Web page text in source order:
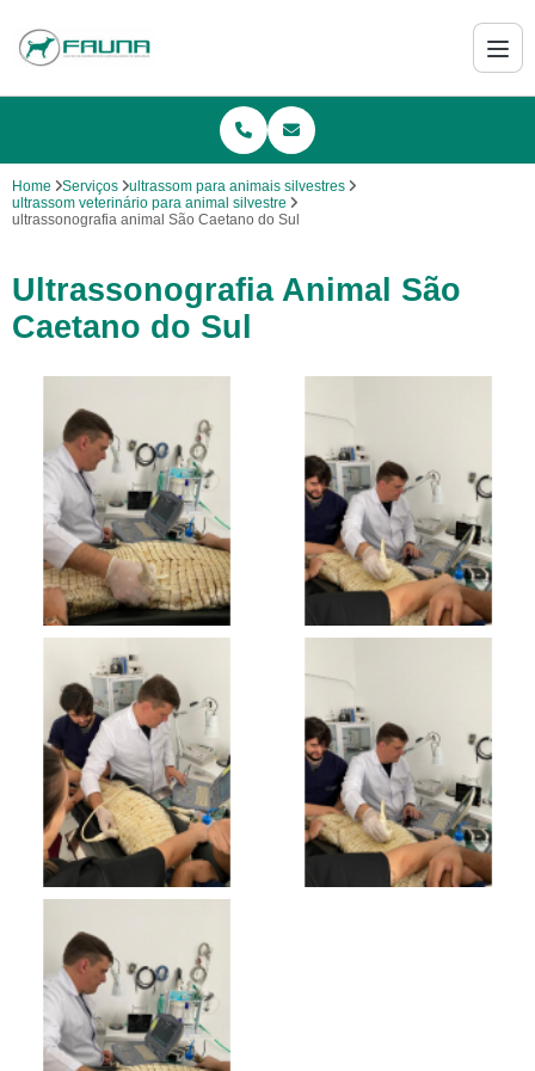
Home Serviços
ultrassom para animais silvestres
ultrassom veterinário para animal silvestre
ultrassonografia animal São Caetano do Sul
Ultrassonografia Animal São
Caetano do Sul